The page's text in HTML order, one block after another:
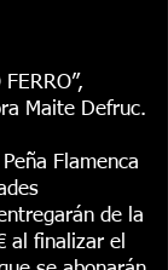
Maite Defruc.
Flamenca
de la
al finalizar el